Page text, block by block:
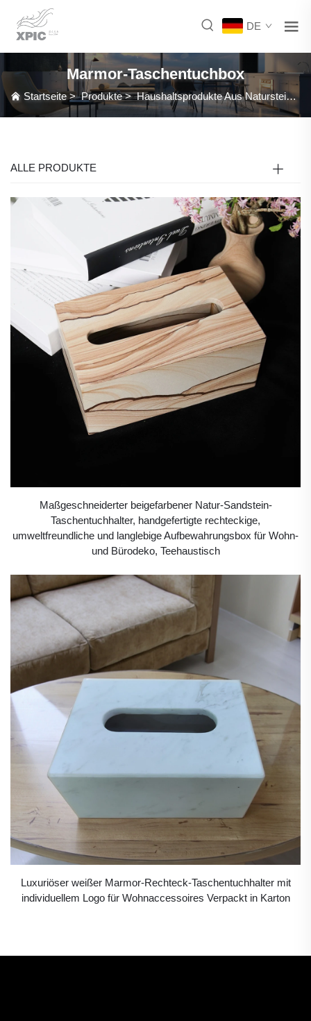
DE
Marmor-Taschentuchbox
Startseite>Produkte>Haushaltsprodukte Aus Naturstein >
ALLE PRODUKTE
Maßgeschneiderter beigefarbener Natur-Sandstein-
Taschentuchhalter, handgefertigte rechteckige,
umweltfreundliche und langlebige Aufbewahrungsbox für Wohn-
und Bürodeko, Teehaustisch
Luxuriöser weißer Marmor-Rechteck-Taschentuchhalter mit
individuellem Logo für Wohnaccessoires Verpackt in Karton